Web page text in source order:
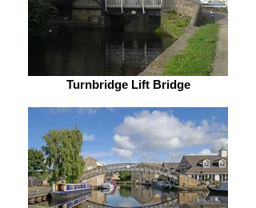
Turnbridge Lift Bridge